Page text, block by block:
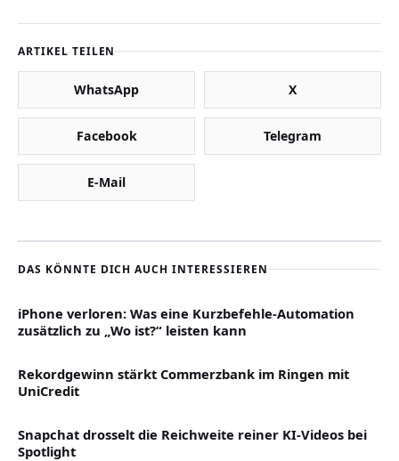
ARTIKEL TEILEN
WhatsApp X
Facebook Telegram
E-Mail
DAS KÖNNTE DICH AUCH INTERESSIEREN
iPhone verloren: Was eine Kurzbefehle-Automation
zusätzlich zu „Wo ist?“ leisten kann
Rekordgewinn stärkt Commerzbank im Ringen mit
UniCredit
Snapchat drosselt die Reichweite reiner KI-Videos bei
Spotlight